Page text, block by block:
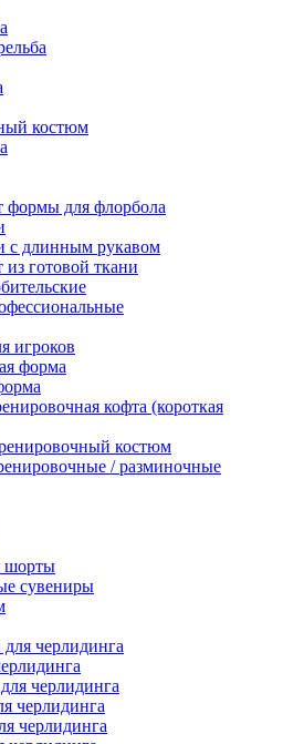
костюм
формы для флорбола
с длинным рукавом
готовой ткани
игроков
форма
кофта (короткая
костюм
/ разминочные
шорты
сувениры
черлидинга
черлидинга
черлидинга
черлидинга